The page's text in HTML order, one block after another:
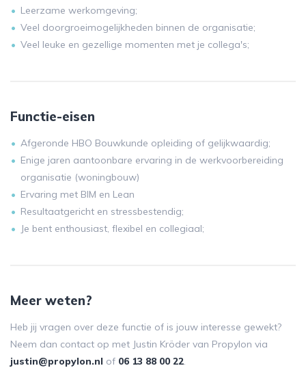
Leerzame werkomgeving;
Veel doorgroeimogelijkheden binnen de organisatie;
Veel leuke en gezellige momenten met je collega's;
Functie-eisen
Afgeronde HBO Bouwkunde opleiding of gelijkwaardig;
Enige jaren aantoonbare ervaring in de werkvoorbereiding
organisatie (woningbouw)
Ervaring met BIM en Lean
Resultaatgericht en stressbestendig;
Je bent enthousiast, flexibel en collegiaal;
Meer weten?
Heb jij vragen over deze functie of is jouw interesse gewekt?
Neem dan contact op met Justin Kröder van Propylon via
justin@propylon.nl of 06 13 88 00 22.